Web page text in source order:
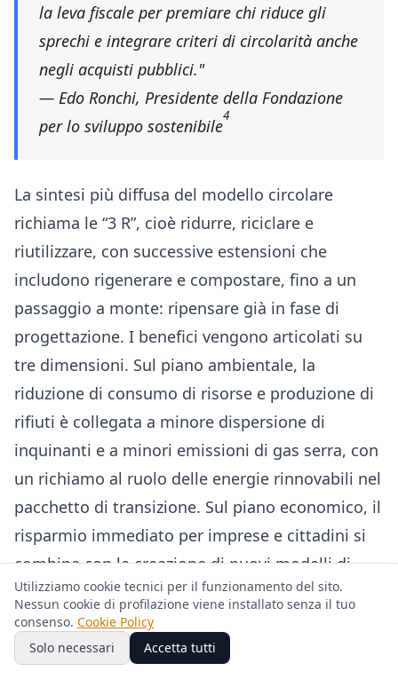
la leva fiscale per premiare chi riduce gli
sprechi e integrare criteri di circolarità anche
negli acquisti pubblici."
— Edo Ronchi, Presidente della Fondazione
per lo sviluppo sostenibile4
La sintesi più diffusa del modello circolare
richiama le “3 R”, cioè ridurre, riciclare e
riutilizzare, con successive estensioni che
includono rigenerare e compostare, fino a un
passaggio a monte: ripensare già in fase di
progettazione. I benefici vengono articolati su
tre dimensioni. Sul piano ambientale, la
riduzione di consumo di risorse e produzione di
rifiuti è collegata a minore dispersione di
inquinanti e a minori emissioni di gas serra, con
un richiamo al ruolo delle energie rinnovabili nel
pacchetto di transizione. Sul piano economico, il
risparmio immediato per imprese e cittadini si
combina con la creazione di nuovi modelli di
business e mercati, che possono sostenere
innovazione e occupazione. Sul piano sociale, un
ambiente più pulito e una riduzione di rifiuti e
Utilizziamo cookie tecnici per il funzionamento del sito.
Nessun cookie di profilazione viene installato senza il tuo
consenso. Cookie Policy
Solo necessari
Accetta tutti